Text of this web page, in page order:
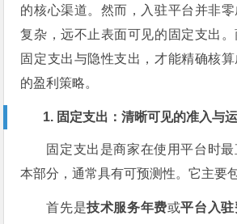
的核心渠道。然而，入驻平台并非
复杂，远不止表面可见的固定支出
固定支出与隐性支出，才能精确核
的盈利策略。
1. 固定支出：清晰可见的准入与
固定支出是商家在使用平台时
本部分，通常具有可预测性。它主要
首先是技术服务年费或平台入驻